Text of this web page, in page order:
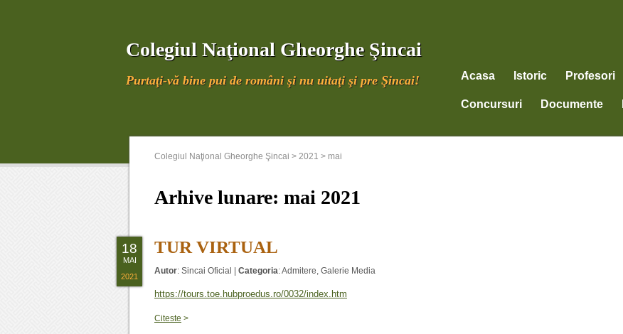
Colegiul Naţional Gheorghe Şincai
Purtaţi-vă bine pui de români şi nu uitaţi şi pre Şincai! Acasa Istoric Profesori
Concursuri Documente
Colegiul Naţional Gheorghe Şincai > 2021 > mai
Arhive lunare: mai 2021
TUR VIRTUAL
Autor: Sincai Oficial Categoria:Admitere, Galerie Media
https://tours.toe.hubproedus.ro/0032/index.htm
Citeste >
18
MAI
2021